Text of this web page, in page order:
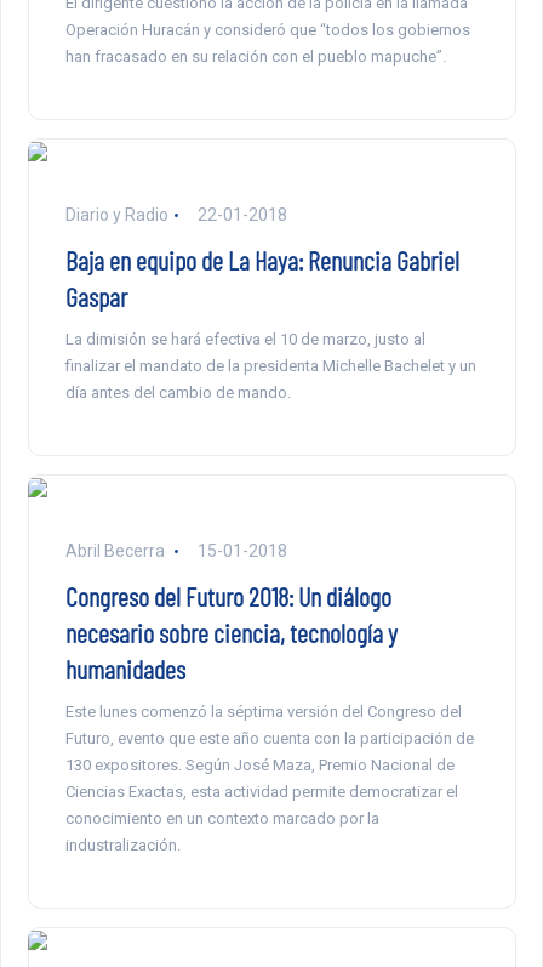
Operación Huracán y consideró que “todos los gobiernos
han fracasado en su relación con el pueblo mapuche”.
Diario y Radio 22-01-2018
Baja en equipo de La Haya: Renuncia Gabriel
Gaspar
La dimisión se hará efectiva el 10 de marzo, justo al
finalizar el mandato de la presidenta Michelle Bachelet y un
día antes del cambio de mando.
Abril Becerra 15-01-2018
Congreso del Futuro 2018: Un diálogo
necesario sobre ciencia, tecnología y
humanidades
Este lunes comenzó la séptima versión del Congreso del
Futuro, evento que este año cuenta con la participación de
130 expositores. Según José Maza, Premio Nacional de
Ciencias Exactas, esta actividad permite democratizar el
conocimiento en un contexto marcado por la
industralización.